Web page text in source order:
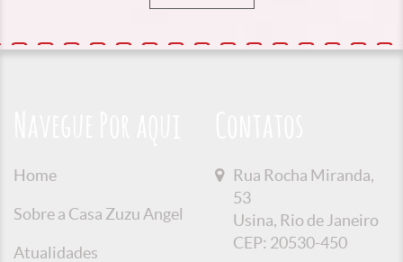
Home
Sobre a Casa Zuzu Angel
Atualidades
Rua Rocha Miranda,
53
Usina, Rio de Janeiro
CEP: 20530-450